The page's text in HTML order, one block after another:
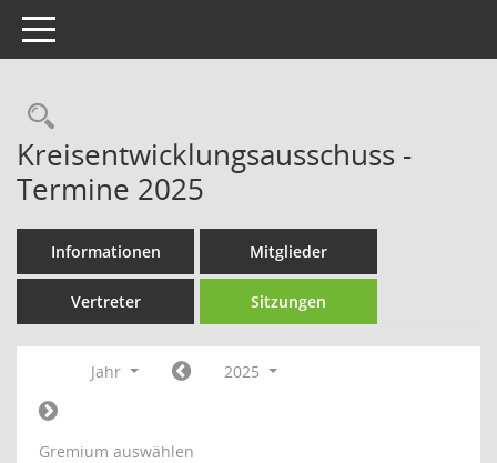
Toggle navigation
Rechercheauswahl
Kreisentwicklungsausschuss -
Termine 2025
Informationen Mitglieder
Vertreter Sitzungen
Jahr 2025
Gremium auswählen